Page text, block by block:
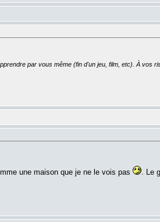
par vous même (fin d'un jeu, film, etc). À vos
une maison que je ne le vois pas
. Le